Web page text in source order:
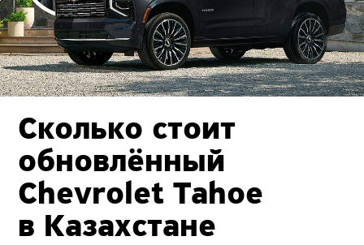
Сколько стоит
обновлённый
Chevrolet Tahoe
в Казахстане